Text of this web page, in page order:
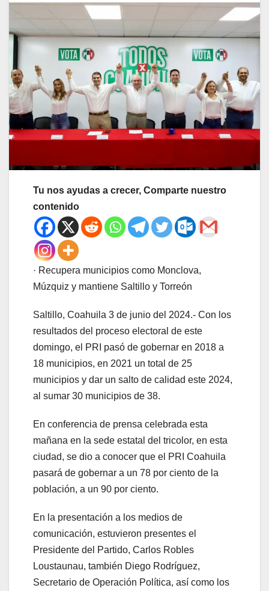
Tu nos ayudas a crecer, Comparte nuestro
contenido
· Recupera municipios como Monclova,
Múzquiz y mantiene Saltillo y Torreón
Saltillo, Coahuila 3 de junio del 2024.- Con los
resultados del proceso electoral de este
domingo, el PRI pasó de gobernar en 2018 a
18 municipios, en 2021 un total de 25
municipios y dar un salto de calidad este 2024,
al sumar 30 municipios de 38.
En conferencia de prensa celebrada esta
mañana en la sede estatal del tricolor, en esta
ciudad, se dio a conocer que el PRI Coahuila
pasará de gobernar a un 78 por ciento de la
población, a un 90 por ciento.
En la presentación a los medios de
comunicación, estuvieron presentes el
Presidente del Partido, Carlos Robles
Loustaunau, también Diego Rodríguez,
Secretario de Operación Política, así como los